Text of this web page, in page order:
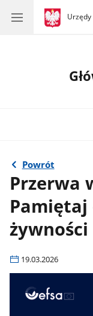
gov.pl
gov.pl
Powrót
Przerwa
Pamiętaj
żywności
19.03.2026